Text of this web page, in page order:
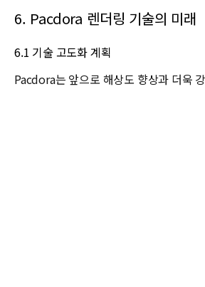
6. Pacdora 렌더링 기술의 미래
6.1 기술 고도화 계획
Pacdora는 앞으로 해상도 향상과 더욱